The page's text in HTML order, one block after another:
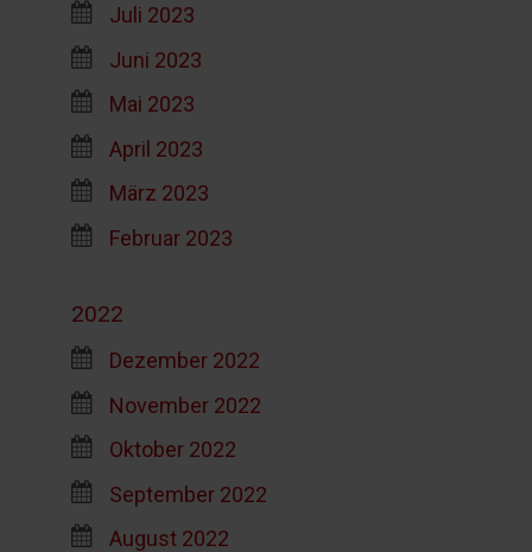
Juli 2023
Juni 2023
Mai 2023
April 2023
März 2023
Februar 2023
2022
Dezember 2022
November 2022
Oktober 2022
September 2022
August 2022